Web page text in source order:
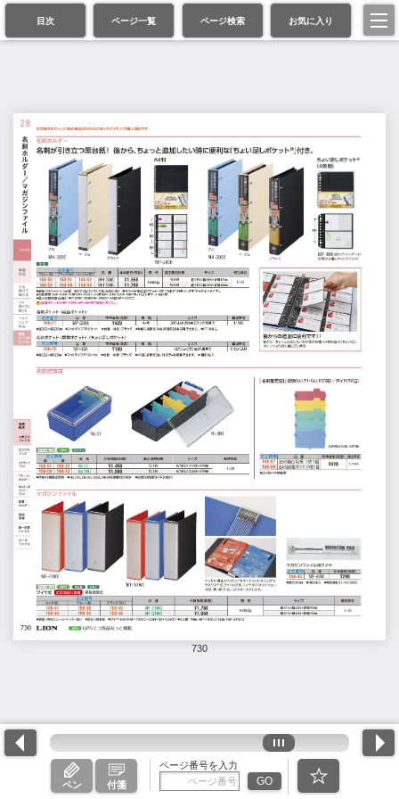
目次 ページ一覧 ページ検索 お気に入り
730
ペン 付箋
ページ番号を入力
GO